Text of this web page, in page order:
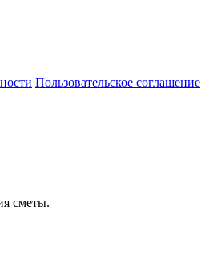
Пользовательское соглашение
сметы.